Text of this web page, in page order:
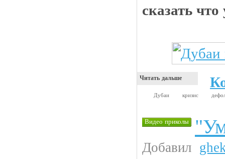
сказать
Читать дальше
Дубаи кризис
Видео приколы
Добавил